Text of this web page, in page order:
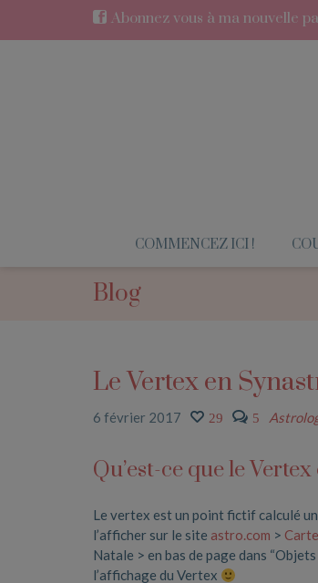
Abonnez vous à ma nouvelle
COMMENCEZ ICI !
Blog
Le Vertex en
6 février 2017 29 5
Qu’est-ce que le
Le vertex est un point fictif calculé un
l’afficher sur le site astro.com >
Natale > en bas de page dans
l’affichage du Vertex